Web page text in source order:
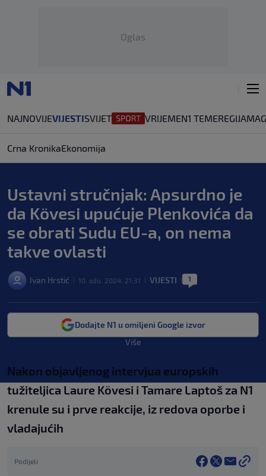
Oglas
NAJNOVIJEVIJESTISVIJET VRIJEMEN1 TEMEREGIJA
Crna KronikaEkonomija
Ustavni stručnjak: Apsurdno je
da Kövesi upućuje Plenkovića da
se obrati Sudu EU-a, on nema
takve ovlasti
Ivan Hrstić 10. ožu. 2024. 21:31 VIJESTI 1
Dodajte N1 u omiljeni Google izvor
Više
Nakon objavljenog intervjua europskih
tužiteljica Laure Kövesi i Tamare Laptoš za N1
krenule su i prve reakcije, iz redova oporbe i
vladajućih
Podijeli